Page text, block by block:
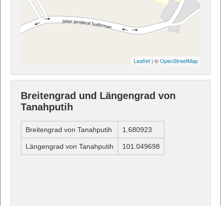
Leaflet | ©OpenStreetMap
Breitengrad und Längengrad von
Tanahputih
Breitengrad von Tanahputih 1.680923
Längengrad von Tanahputih 101.049698